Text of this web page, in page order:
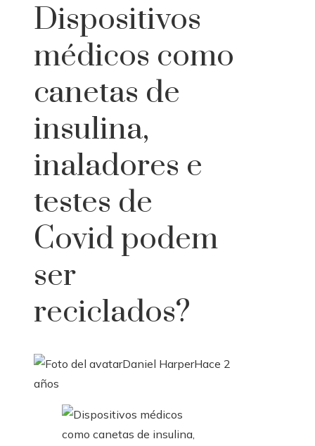
Dispositivos
médicos como
canetas de
insulina,
inaladores e
testes de
Covid podem
ser
reciclados?
Daniel HarperHace 2
años